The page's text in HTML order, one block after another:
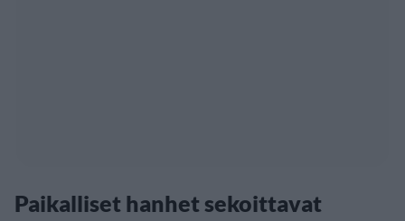
Paikalliset hanhet sekoittavat